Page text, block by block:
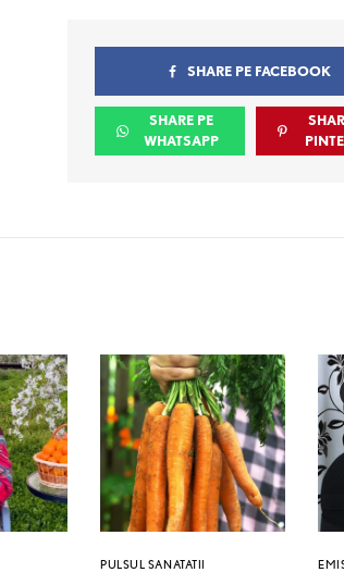
SHARE PE FACEBOOK
SHARE PE
WHATSAPP
PULSUL SANATATII